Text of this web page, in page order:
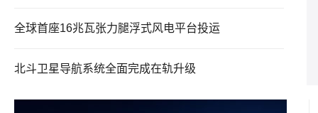
全球首座16兆瓦张力腿浮式风电平台投运
北斗卫星导航系统全面完成在轨升级